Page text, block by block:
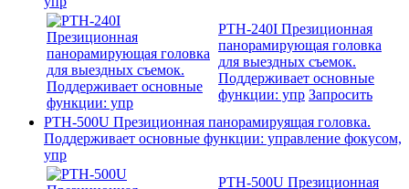
PTH-240I Презиционная
панорамирующая головка
для выездных съемок.
Поддерживает основные
функции: упр Запросить
PTH-500U Презиционная панорамируящая головка.
Поддерживает основные функции: управление фокусом,
упр
PTH-500U Презиционная